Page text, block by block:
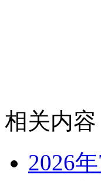
相关内容
2026